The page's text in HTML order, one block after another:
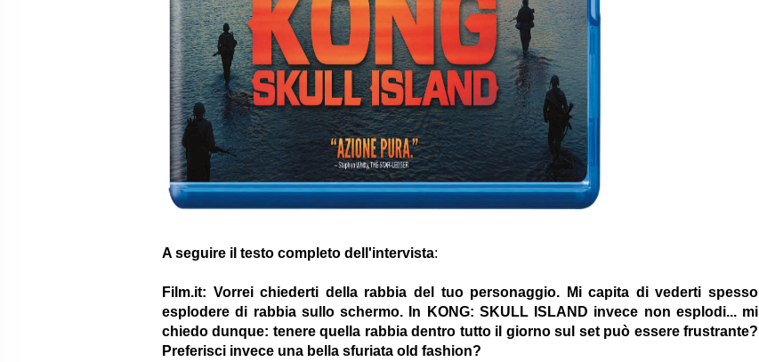
A seguire il testo completo dell'intervista:
Film.it: Vorrei chiederti della rabbia del tuo personaggio. Mi capita di vederti spesso
esplodere di rabbia sullo schermo. In KONG: SKULL ISLAND invece non esplodi... mi
chiedo dunque: tenere quella rabbia dentro tutto il giorno sul set può essere frustrante?
Preferisci invece una bella sfuriata old fashion?